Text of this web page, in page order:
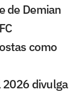
de Demian
como
2026 divulga